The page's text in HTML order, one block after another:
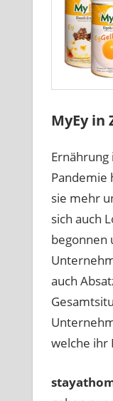
MyEy in
Pandemie
sie mehr
sich auch
begonnen
auch
welche ihr